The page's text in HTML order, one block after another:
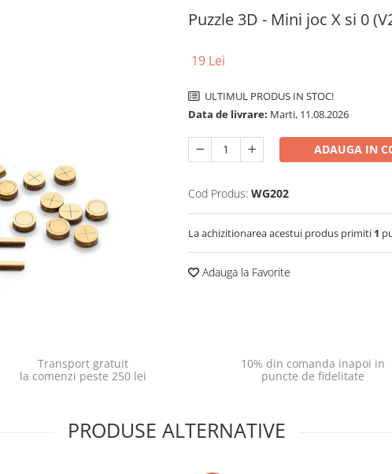
Puzzle 3D - Mini joc X si 0
19 Lei
ULTIMUL PRODUS IN STOC!
Data de livrare: Marti, 11.08.2026
ADAUGA IN
Cod Produs: WG202
La achizitionarea acestui produs primiti 1
Adauga la Favorite
Transport gratuit
la comenzi peste 250 lei
10% din comanda inapoi in
puncte de fidelitate
PRODUSE ALTERNATIVE